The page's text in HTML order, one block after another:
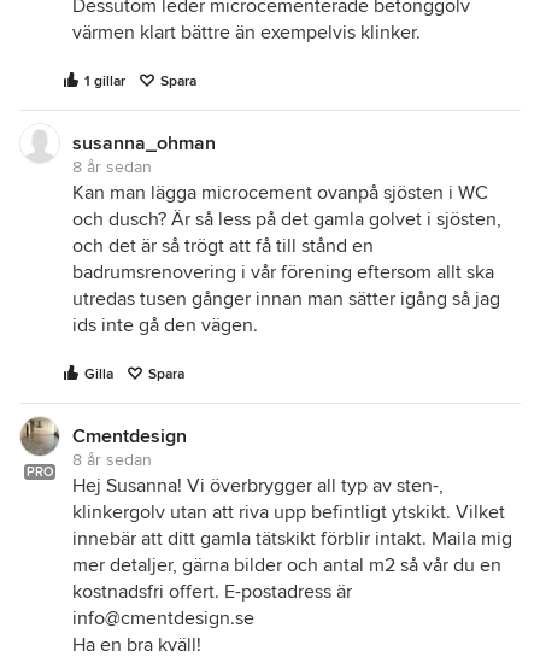
Dessutom leder microcementerade betonggolv
värmen klart bättre än exempelvis klinker.
1 gillar Spara
susanna_ohman
8 år sedan
Kan man lägga microcement ovanpå sjösten i WC
och dusch? Är så less på det gamla golvet i sjösten,
och det är så trögt att få till stånd en
badrumsrenovering i vår förening eftersom allt ska
utredas tusen gånger innan man sätter igång så jag
ids inte gå den vägen.
Gilla Spara
PRO
Cmentdesign
8 år sedan
Hej Susanna! Vi överbrygger all typ av sten-,
klinkergolv utan att riva upp befintligt ytskikt. Vilket
innebär att ditt gamla tätskikt förblir intakt. Maila mig
mer detaljer, gärna bilder och antal m2 så vår du en
kostnadsfri offert. E-postadress är
info@cmentdesign.se
Ha en bra kväll!